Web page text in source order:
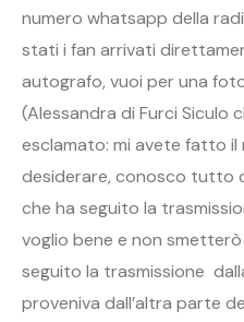
numero whatsapp della
stati i fan arrivati
autografo, vuoi per una
(Alessandra di Furci Siculo
esclamato: mi avete fatto
desiderare, conosco tutto
che ha seguito la
voglio bene e non
seguito la trasmissione
proveniva dall’altra parte